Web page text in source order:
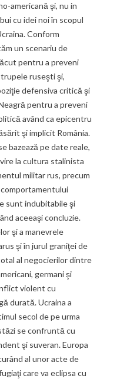
americană şi, nu in
cu idei noi în scopul
Conform
un scenariu de
pentru a preveni
ruseşti şi,
defensiva critică şi
pentru a preveni
având ca epicentru
şi implicit România.
bazează pe date reale,
la cultura stalinista
militar rus, precum
comportamentului
sunt indubitabile şi
aceeaşi concluzie.
şi a manevrele
şi în jurul graniţei de
al negocierilor dintre
germani şi
violent cu
durată. Ucraina a
secol de pe urma
se confruntă cu
şi suveran. Europa
al unor acte de
care va eclipsa cu